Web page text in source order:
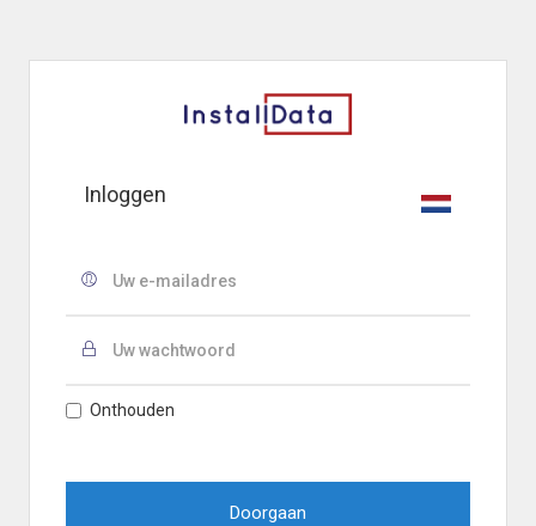
Inloggen
Onthouden
Doorgaan